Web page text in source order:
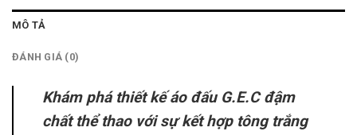
MÔ TẢ
ĐÁNH GIÁ (0)
Khám phá thiết kế áo đấu G.E.C đậm
chất thể thao với sự kết hợp tông trắng